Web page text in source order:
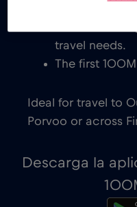
travel needs.
The first
Ideal for travel to
Porvoo or across
Descarga la